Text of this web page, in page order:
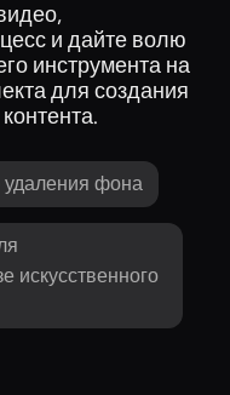
и дайте волю
инструмента на
для создания
удаления фона
искусственного